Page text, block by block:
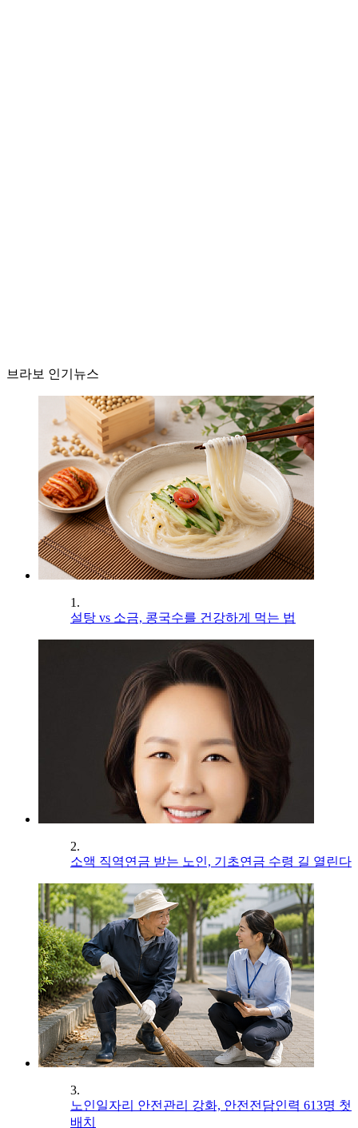
브라보 인기뉴스
1.
설탕 vs 소금, 콩국수를 건강하게 먹는 법
2.
소액 직역연금 받는 노인, 기초연금 수령 길 열린다
3.
노인일자리 안전관리 강화, 안전전담인력 613명 첫
배치